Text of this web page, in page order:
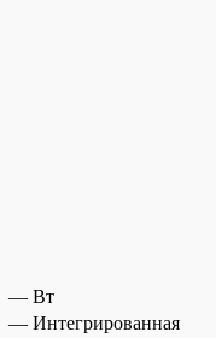
— Вт
— Интегрированная